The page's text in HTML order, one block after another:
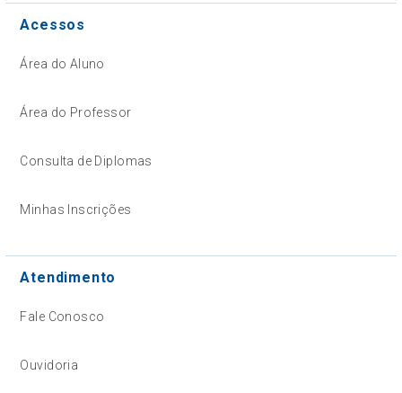
Acessos
Área do Aluno
Área do Professor
Consulta de Diplomas
Minhas Inscrições
Atendimento
Fale Conosco
Ouvidoria